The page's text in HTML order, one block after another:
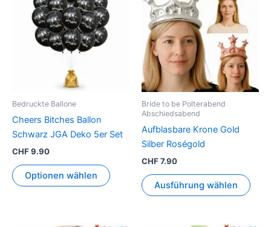
Bedruckte Ballone
Cheers Bitches Ballon
Schwarz JGA Deko 5er Set
CHF9.90
Optionen wählen
Bride to be Polterabend
Abschiedsabend
Aufblasbare Krone Gold
Silber Roségold
CHF7.90
Ausführung wählen